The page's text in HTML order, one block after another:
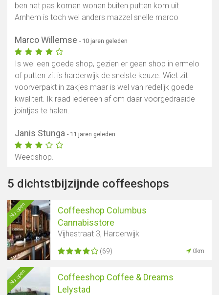
ben net pas komen wonen buiten putten kom uit
Arnhem is toch wel anders mazzel snelle marco
Marco Willemse - 10 jaren geleden
Is wel een goede shop, gezien er geen shop in ermelo
of putten zit is harderwijk de snelste keuze. Wiet zit
voorverpakt in zakjes maar is wel van redelijk goede
kwaliteit. Ik raad iedereen af om daar voorgedraaide
jointjes te halen.
Janis Stunga - 11 jaren geleden
Weedshop.
5 dichtstbijzijnde coffeeshops
Nu open
Coffeeshop Columbus
Cannabisstore
Vijhestraat 3, Harderwijk
(69) 0km
Nu open
Coffeeshop Coffee & Dreams
Lelystad